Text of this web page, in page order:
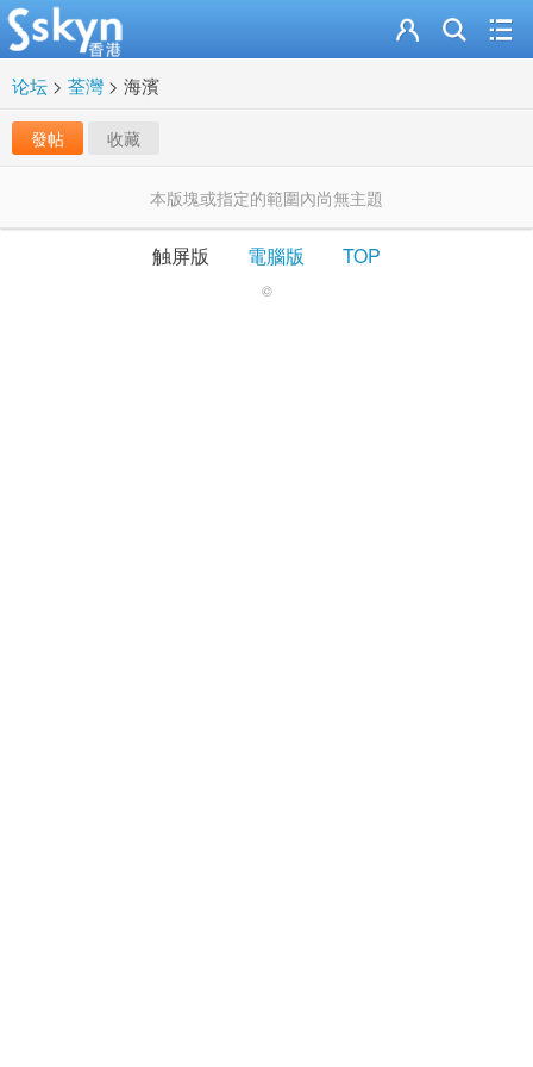
论坛 > 荃灣 > 海濱
發帖 收藏
本版塊或指定的範圍內尚無主題
触屏版 電腦版 TOP
©